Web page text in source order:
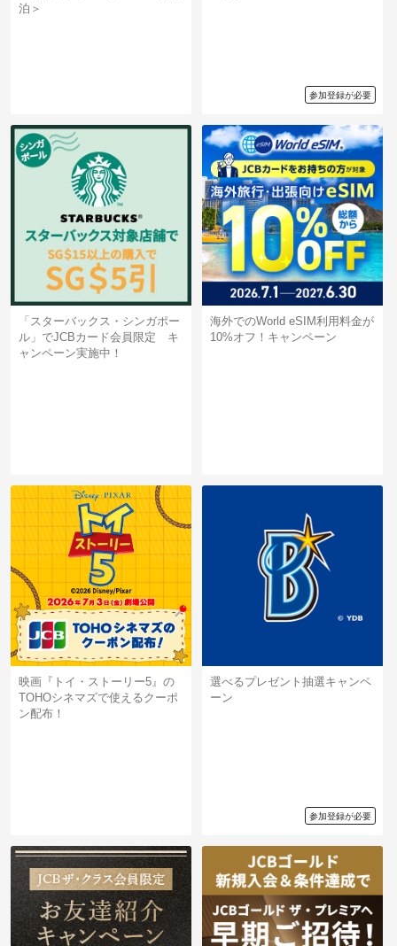
泊＞
「スターバックス・シンガポー
ル」でJCBカード会員限定 キ
ャンペーン実施中！
映画『トイ・ストーリー5』の
TOHOシネマズで使えるクーポ
ン配布！
参加登録が必要
海外でのWorld eSIM利用料金が
10%オフ！キャンペーン
選べるプレゼント抽選キャンペ
ーン
参加登録が必要